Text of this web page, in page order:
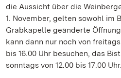
die Aussicht über die
1. November, gelten sowohl im
Grabkapelle geänderte
kann dann nur noch von
bis 16.00 Uhr besuchen, das
sonntags von 12.00 bis 17.00 Uhr.